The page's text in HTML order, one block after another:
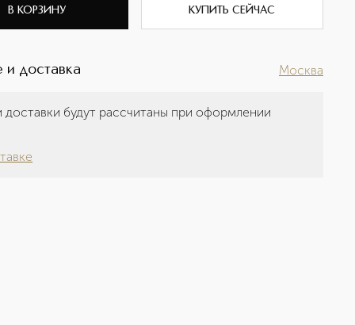
В КОРЗИНУ КУПИТЬ СЕЙЧАС
и доставка Москва
доставки будут рассчитаны при оформлении